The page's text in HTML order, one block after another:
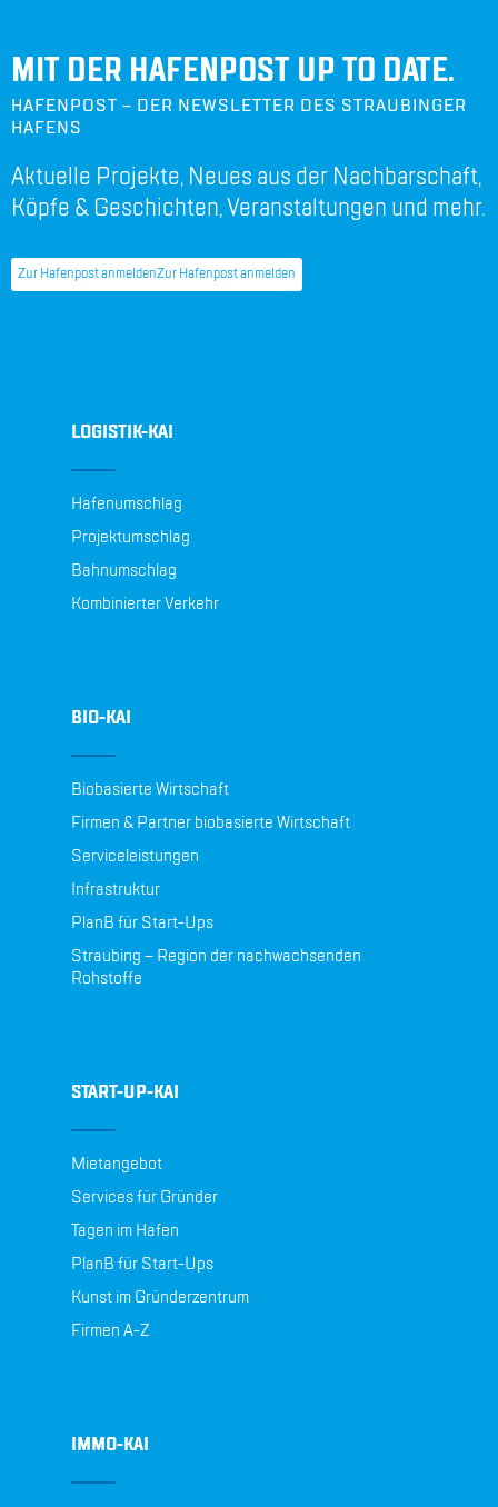
MIT DER HAFENPOST UP TO DATE.
HAFENPOST – DER NEWSLETTER DES STRAUBINGER
HAFENS
Aktuelle Projekte, Neues aus der Nachbarschaft,
Köpfe & Geschichten, Veranstaltungen und mehr.
Zur Hafenpost anmeldenZur Hafenpost anmelden
LOGISTIK-KAI
Hafenumschlag
Projektumschlag
Bahnumschlag
Kombinierter Verkehr
BIO-KAI
Biobasierte Wirtschaft
Firmen & Partner biobasierte Wirtschaft
Serviceleistungen
Infrastruktur
PlanB für Start-Ups
Straubing – Region der nachwachsenden
Rohstoffe
START-UP-KAI
Mietangebot
Services für Gründer
Tagen im Hafen
PlanB für Start-Ups
Kunst im Gründerzentrum
Firmen A-Z
IMMO-KAI